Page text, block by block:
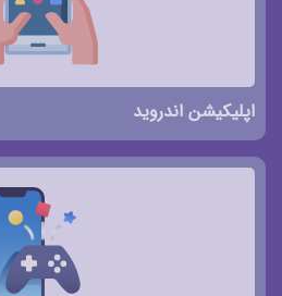
اپلیکیشن اندروید